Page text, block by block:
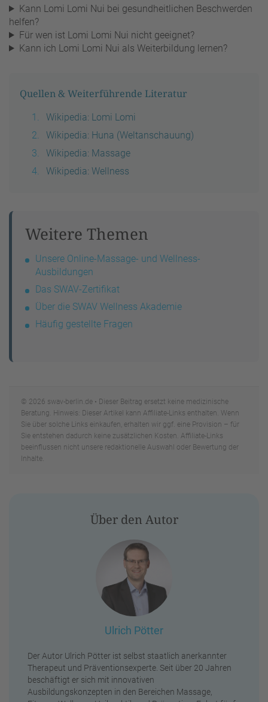
Kann Lomi Lomi Nui bei gesundheitlichen Beschwerden
helfen?
Für wen ist Lomi Lomi Nui nicht geeignet?
Kann ich Lomi Lomi Nui als Weiterbildung lernen?
Quellen & Weiterführende Literatur
Wikipedia: Lomi Lomi
Wikipedia: Huna (Weltanschauung)
Wikipedia: Massage
Wikipedia: Wellness
Weitere Themen
Unsere Online-Massage- und Wellness-
Ausbildungen
Das SWAV-Zertifikat
Über die SWAV Wellness Akademie
Häufig gestellte Fragen
© 2026 swav-berlin.de • Dieser Beitrag ersetzt keine medizinische
Beratung. Hinweis: Dieser Artikel kann Affiliate-Links enthalten. Wenn
Sie über solche Links einkaufen, erhalten wir ggf. eine Provision – für
Sie entstehen dadurch keine zusätzlichen Kosten. Affiliate-Links
beeinflussen nicht unsere redaktionelle Auswahl oder Bewertung der
Inhalte.
Über den Autor
Ulrich Pötter
Der Autor Ulrich Pötter ist selbst staatlich anerkannter
Therapeut und Präventionsexperte. Seit über 20 Jahren
beschäftigt er sich mit innovativen
Ausbildungskonzepten in den Bereichen Massage,